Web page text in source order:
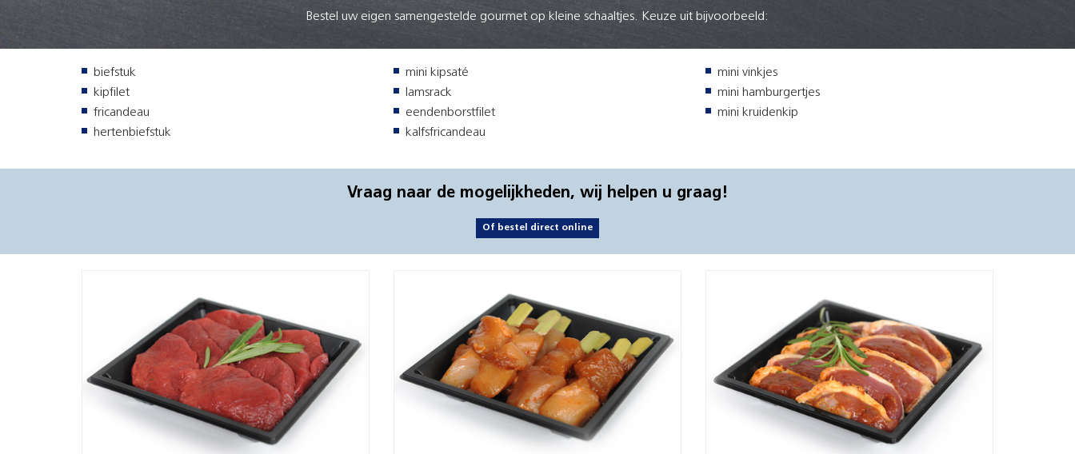
Bestel uw eigen samengestelde gourmet op kleine schaaltjes. Keuze uit bijvoorbeeld:
biefstuk
kipfilet
fricandeau
hertenbiefstuk
mini kipsaté
lamsrack
eendenborstfilet
kalfsfricandeau
mini vinkjes
mini hamburgertjes
mini kruidenkip
Vraag naar de mogelijkheden, wij helpen u graag!
Of bestel direct online